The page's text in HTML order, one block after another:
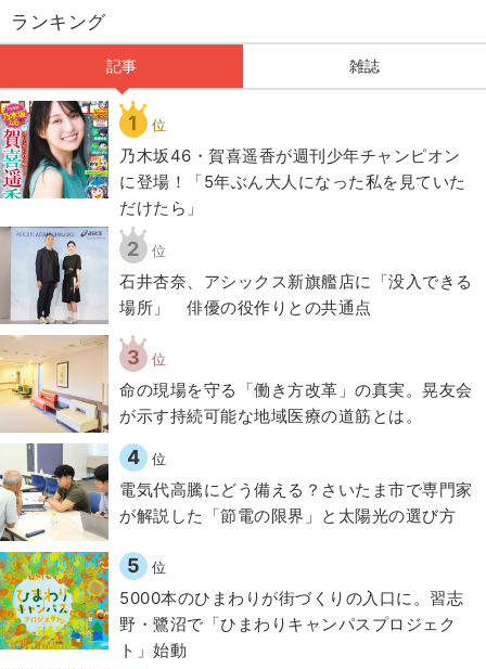
ランキング
記事 雑誌
1 位
乃木坂46・賀喜遥香が週刊少年チャンピオン
に登場！「5年ぶん大人になった私を見ていた
だけたら」
2 位
石井杏奈、アシックス新旗艦店に「没入できる
場所」 俳優の役作りとの共通点
3 位
​命の現場を守る「働き方改革」の真実。晃友会
が示す持続可能な地域医療の道筋とは。
4 位
電気代高騰にどう備える？さいたま市で専門家
が解説した「節電の限界」と太陽光の選び方
5 位
5000本のひまわりが街づくりの入口に。習志
野・鷺沼で「ひまわりキャンパスプロジェク
ト」始動